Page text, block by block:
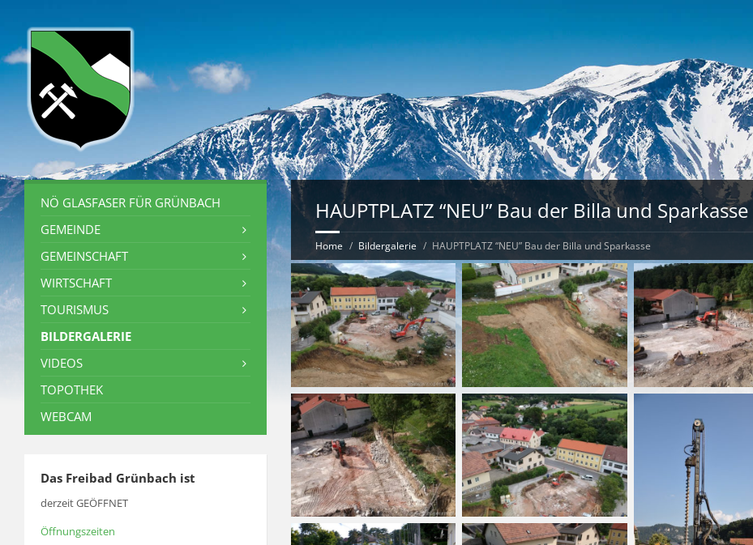
HAUPTPLATZ “NEU” Bau der Billa und Sparkasse
Home Bildergalerie HAUPTPLATZ “NEU” Bau der Billa und Sparkasse
NÖ GLASFASER FÜR GRÜNBACH
GEMEINDE
GEMEINSCHAFT
WIRTSCHAFT
TOURISMUS
BILDERGALERIE
VIDEOS
TOPOTHEK
WEBCAM
Das Freibad Grünbach ist
derzeit GEÖFFNET
Öffnungszeiten